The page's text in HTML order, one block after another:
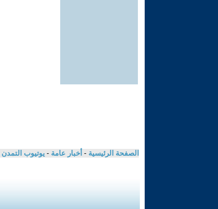
الصفحة الرئيسية - أخبار عامة - يوتيوب التمدن